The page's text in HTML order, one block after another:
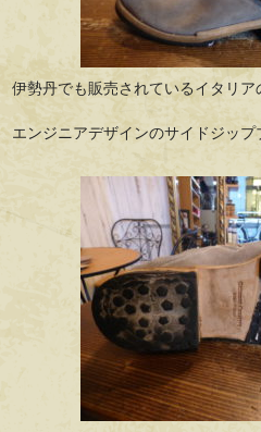
伊勢丹でも販売されているイタリア
エンジニアデザインのサイドジップ